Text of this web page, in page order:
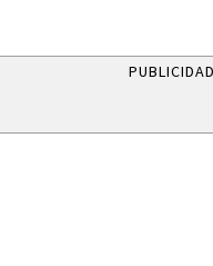
PUBLICIDAD